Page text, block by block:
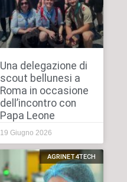
Una delegazione di
scout bellunesi a
Roma in occasione
dell’incontro con
Papa Leone
19 Giugno 2026
AGRINET4TECH